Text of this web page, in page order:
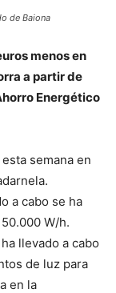
de Baiona
menos en
a partir de
Energético
semana en
a cabo se ha
W/h.
llevado a cabo
de luz para
en la